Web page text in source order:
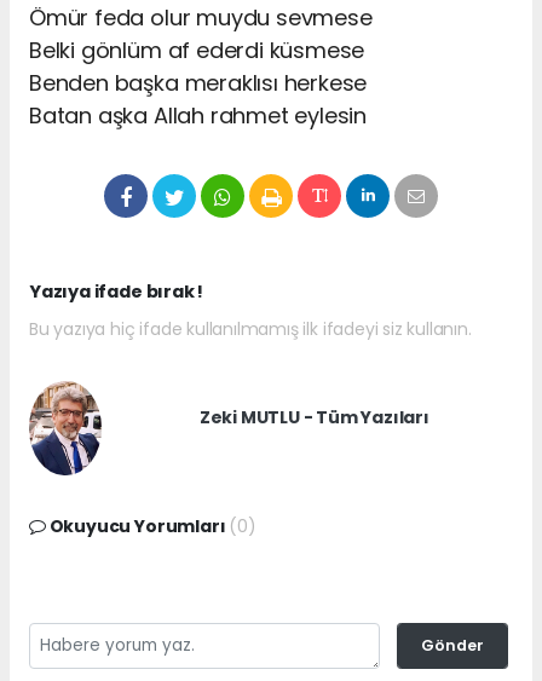
Ömür feda olur muydu sevmese
Belki gönlüm af ederdi küsmese
Benden başka meraklısı herkese
Batan aşka Allah rahmet eylesin
Yazıya ifade bırak !
Bu yazıya hiç ifade kullanılmamış ilk ifadeyi siz kullanın.
Zeki MUTLU - Tüm Yazıları
Okuyucu Yorumları (0)
Gönder